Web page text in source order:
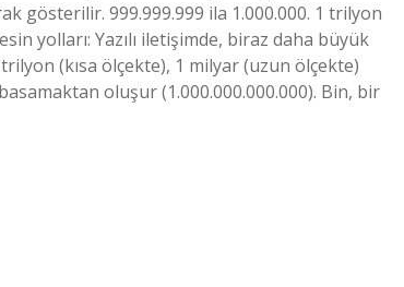
gösterilir. 999.999.999 ila 1.000.000. 1 trilyon
yolları: Yazılı iletişimde, biraz daha büyük
(kısa ölçekte), 1 milyar (uzun ölçekte)
oluşur (1.000.000.000.000). Bin, bir